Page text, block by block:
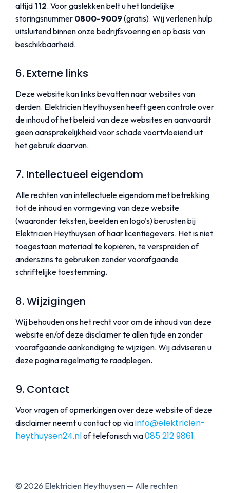
altijd 112. Voor gaslekken belt u het landelijke
storingsnummer 0800-9009(gratis). Wij verlenen hulp
uitsluitend binnen onze bedrijfsvoering en op basis van
beschikbaarheid.
6. Externe links
Deze website kan links bevatten naar websites van
derden. Elektricien Heythuysen heeft geen controle over
de inhoud of het beleid van deze websites en aanvaardt
geen aansprakelijkheid voor schade voortvloeiend uit
het gebruik daarvan.
7. Intellectueel eigendom
Alle rechten van intellectuele eigendom met betrekking
tot de inhoud en vormgeving van deze website
(waaronder teksten, beelden en logo’s) berusten bij
Elektricien Heythuysen of haar licentiegevers. Het is niet
toegestaan materiaal te kopiëren, te verspreiden of
anderszins te gebruiken zonder voorafgaande
schriftelijke toestemming.
8. Wijzigingen
Wij behouden ons het recht voor om de inhoud van deze
website en/of deze disclaimer te allen tijde en zonder
voorafgaande aankondiging te wijzigen. Wij adviseren u
deze pagina regelmatig te raadplegen.
9. Contact
Voor vragen of opmerkingen over deze website of deze
disclaimer neemt u contact op viainfo@elektricien-
heythuysen24.nlof telefonisch via085 212 9861.
© 2026 Elektricien Heythuysen — Alle rechten